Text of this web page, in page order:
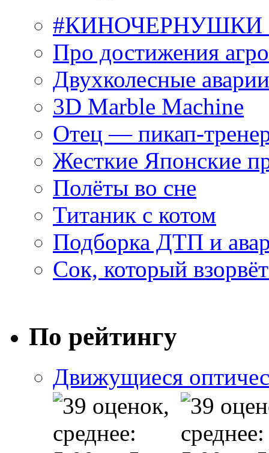
#КИНОЧЕРНУШКИ
Про достижения
Двухколесные
3D Marble Machine
Отец — пикап-
Жесткие Японские
Полёты во сне
Титаник с котом
Подборка ДТП и
Сок, который
По рейтингу
Движущиеся